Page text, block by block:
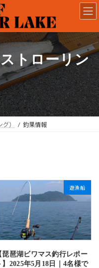
トローリン
） 釣果情報
遊漁船
琵琶湖ビワマス釣行レポー
】2025年5月18日｜4名様で